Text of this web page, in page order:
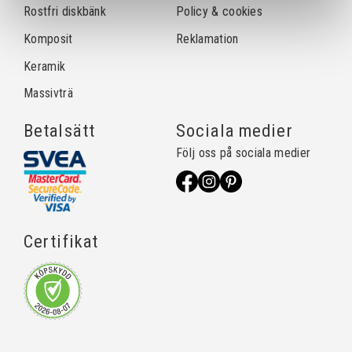
Rostfri diskbänk
Komposit
Keramik
Massivträ
Policy & cookies
Reklamation
Betalsätt
Certifikat
Sociala medier
Följ oss på sociala medier